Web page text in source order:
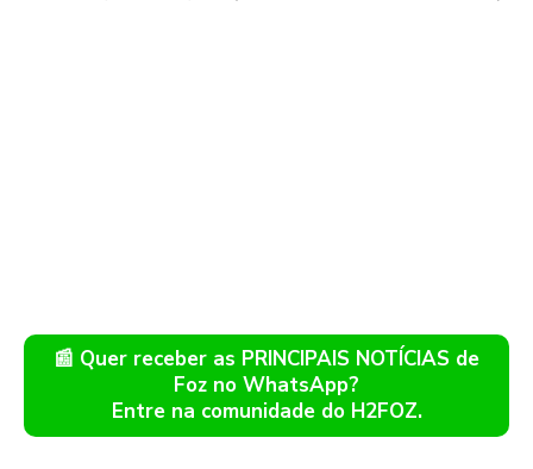
📰 Quer receber as PRINCIPAIS NOTÍCIAS de
Foz no WhatsApp?
Entre na comunidade do H2FOZ.